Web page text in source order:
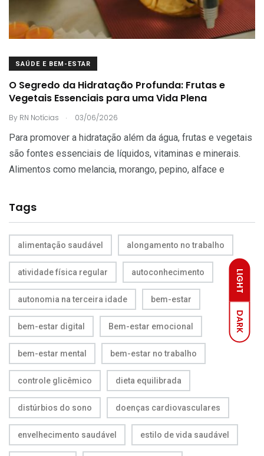
LIGHT
DARK
SAÚDE E BEM-ESTAR
O Segredo da Hidratação Profunda: Frutas e
Vegetais Essenciais para uma Vida Plena
By RN Notícias . 03/06/2026
Para promover a hidratação além da água, frutas e vegetais
são fontes essenciais de líquidos, vitaminas e minerais.
Alimentos como melancia, morango, pepino, alface e
Tags
alimentação saudável alongamento no trabalho
atividade física regular autoconhecimento
autonomia na terceira idade bem-estar
bem-estar digital Bem-estar emocional
bem-estar mental bem-estar no trabalho
controle glicêmico dieta equilibrada
distúrbios do sono doenças cardiovasculares
envelhecimento saudável estilo de vida saudável